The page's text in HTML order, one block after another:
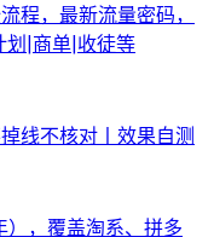
程，最新流量密码，
划|商单|收徒等
线不核对丨效果自测
，覆盖淘系、拼多